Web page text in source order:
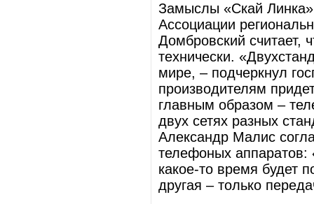
Замыслы «Скай Линка»
Ассоциации
Домбровский считает,
технически.
мире, – подчеркнул
производителям
главным образом –
двух сетях разных
Александр Малис
телефоных аппаратов:
какое-то время будет
другая – только